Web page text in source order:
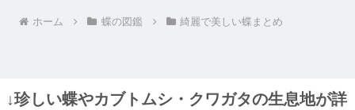
ホーム 蝶の図鑑 綺麗で美しい蝶まとめ
↓珍しい蝶やカブトムシ・クワガタの生息地が詳